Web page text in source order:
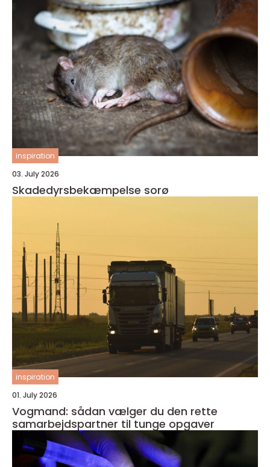
inspiration
03. July 2026
Skadedyrsbekæmpelse sorø
inspiration
01. July 2026
Vogmand: sådan vælger du den rette
samarbejdspartner til tunge opgaver